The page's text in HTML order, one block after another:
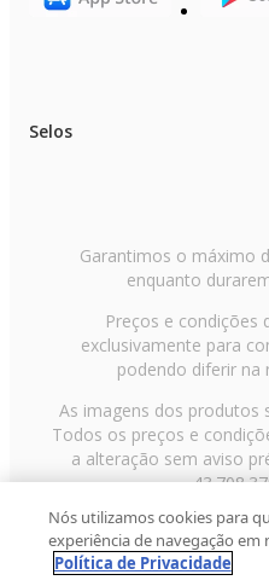
Selos
Garantimos o máximo
enquanto
Preços e condições
exclusivamente para
podendo diferir na
As imagens dos produtos
Todos os preços e
a alteração sem aviso
Avenida Zaki Narchi, nº
Paulo/SP, CEP 02029-
2013 Fast Shop - Todos
Nós utilizamos cookies para
experiência de navegação em
Política de Privacidade